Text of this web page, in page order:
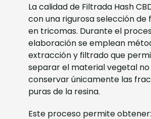
La calidad de Filtrada Hash
con una rigurosa selección de
en tricomas. Durante el
elaboración se emplean
extracción y filtrado que
separar el material vegetal no
conservar únicamente las
puras de la resina.
Este proceso permite obtener: